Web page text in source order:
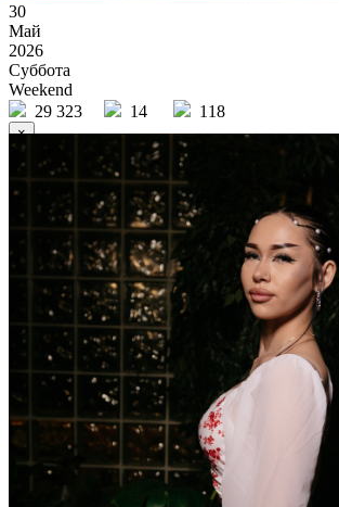
30
Май
2026
Суббота
Weekend
29 323
14 118
×
Ссылка на отбор фото